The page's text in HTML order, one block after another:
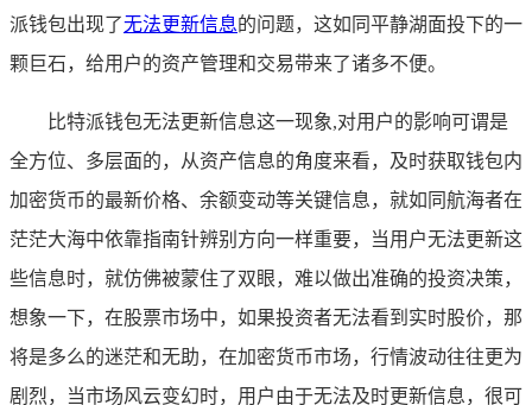
派钱包出现了无法更新信息的问题，这如同平静湖面投下的一
颗巨石，给用户的资产管理和交易带来了诸多不便。
比特派钱包无法更新信息这一现象,对用户的影响可谓是
全方位、多层面的，从资产信息的角度来看，及时获取钱包内
加密货币的最新价格、余额变动等关键信息，就如同航海者在
茫茫大海中依靠指南针辨别方向一样重要，当用户无法更新这
些信息时，就仿佛被蒙住了双眼，难以做出准确的投资决策，
想象一下，在股票市场中，如果投资者无法看到实时股价，那
将是多么的迷茫和无助，在加密货币市场，行情波动往往更为
剧烈，当市场风云变幻时，用户由于无法及时更新信息，很可